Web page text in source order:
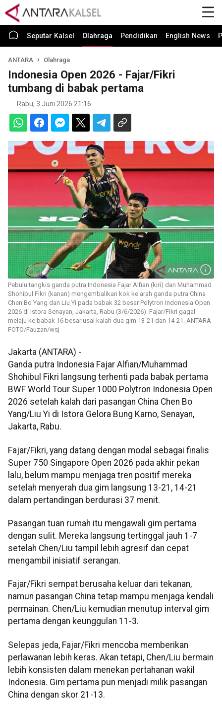
Seputar Kalsel Olahraga Pendidikan English News
ANTARA Olahraga
Indonesia Open 2026 - Fajar/Fikri
tumbang di babak pertama
Rabu, 3 Juni 2026 21:16
Pebulu tangkis ganda putra Indonesia Fajar Alfian (kiri) dan Muhammad
Shohibul Fikri (kanan) mengembalikan kok ke arah ganda putra China
Chen Bo Yang dan Liu Yi pada babak 32 besar Polytron Indonesia Open
2026 di Istora Senayan, Jakarta, Rabu (3/6/2026). Fajar/Fikri gagal
melaju ke babak 16 besar usai kalah dua gim 13-21 dan 14-21. ANTARA
FOTO/Fauzan/wsj
Jakarta (ANTARA) -
Ganda putra Indonesia Fajar Alfian/Muhammad
Shohibul Fikri langsung terhenti pada babak pertama
BWF World Tour Super 1000 Polytron Indonesia Open
2026 setelah kalah dari pasangan China Chen Bo
Yang/Liu Yi di Istora Gelora Bung Karno, Senayan,
Jakarta, Rabu.
Fajar/Fikri, yang datang dengan modal sebagai finalis
Super 750 Singapore Open 2026 pada akhir pekan
lalu, belum mampu menjaga tren positif mereka
setelah menyerah dua gim langsung 13-21, 14-21
dalam pertandingan berdurasi 37 menit.
Pasangan tuan rumah itu mengawali gim pertama
dengan sulit. Mereka langsung tertinggal jauh 1-7
setelah Chen/Liu tampil lebih agresif dan cepat
mengambil inisiatif serangan.
Fajar/Fikri sempat berusaha keluar dari tekanan,
namun pasangan China tetap mampu menjaga kendali
permainan. Chen/Liu kemudian menutup interval gim
pertama dengan keunggulan 11-3.
Selepas jeda, Fajar/Fikri mencoba memberikan
perlawanan lebih keras. Akan tetapi, Chen/Liu bermain
lebih konsisten dalam menekan pertahanan wakil
Indonesia. Gim pertama pun menjadi milik pasangan
China dengan skor 21-13.